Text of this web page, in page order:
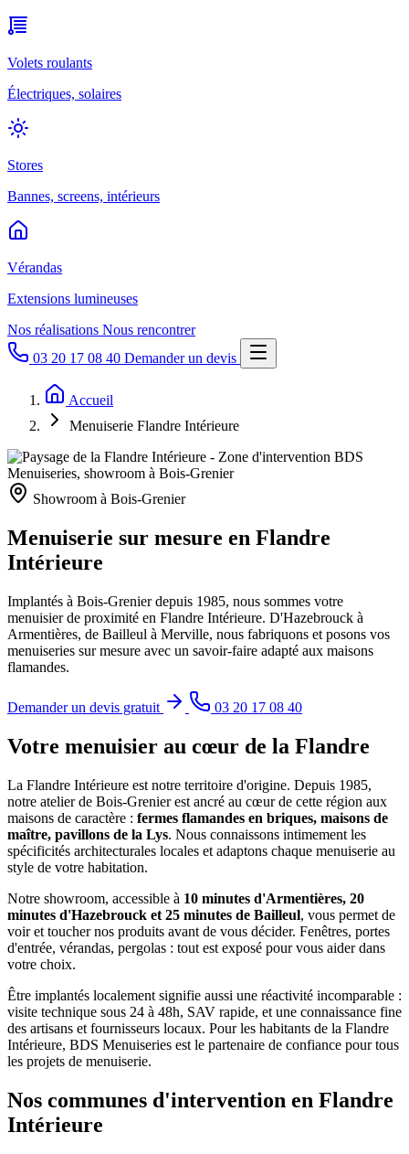
Volets roulants
Électriques, solaires
Stores
Bannes, screens, intérieurs
Vérandas
Extensions lumineuses
Nos réalisations Nous rencontrer
03 20 17 08 40 Demander un devis
Accueil
Menuiserie Flandre Intérieure
Showroom à Bois-Grenier
Menuiserie sur mesure en Flandre
Intérieure
Implantés à Bois-Grenier depuis 1985, nous sommes votre
menuisier de proximité en Flandre Intérieure. D'Hazebrouck à
Armentières, de Bailleul à Merville, nous fabriquons et posons vos
menuiseries sur mesure avec un savoir-faire adapté aux maisons
flamandes.
Demander un devis gratuit 03 20 17 08 40
Votre menuisier au cœur de la Flandre
La Flandre Intérieure est notre territoire d'origine. Depuis 1985,
notre atelier de Bois-Grenier est ancré au cœur de cette région aux
maisons de caractère : fermes flamandes en briques, maisons de
maître, pavillons de la Lys. Nous connaissons intimement les
spécificités architecturales locales et adaptons chaque menuiserie au
style de votre habitation.
Notre showroom, accessible à 10 minutes d'Armentières, 20
minutes d'Hazebrouck et 25 minutes de Bailleul, vous permet de
voir et toucher nos produits avant de vous décider. Fenêtres, portes
d'entrée, vérandas, pergolas : tout est exposé pour vous aider dans
votre choix.
Être implantés localement signifie aussi une réactivité incomparable :
visite technique sous 24 à 48h, SAV rapide, et une connaissance fine
des artisans et fournisseurs locaux. Pour les habitants de la Flandre
Intérieure, BDS Menuiseries est le partenaire de confiance pour tous
les projets de menuiserie.
Nos communes d'intervention en Flandre
Intérieure